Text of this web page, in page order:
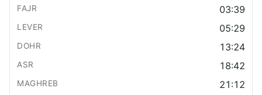
03:39
05:29
13:24
18:42
21:12